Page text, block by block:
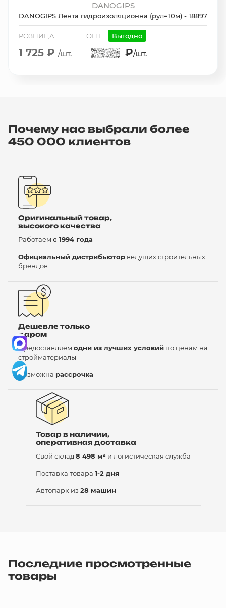
DANOGIPS
DANOGIPS Лента гидроизоляционна (рул=10м) - 18897
РОЗНИЦА
1 725 ₽ /шт.
ОПТ Выгодно
₽/шт.
Почему нас выбрали более
450 000 клиентов
Оригинальный товар,
высокого качества
Работаем с 1994 года
Официальный дистрибьютор ведущих строительных
брендов
Дешевле только
даром
Предоставляем одни из лучших условий по ценам на
стройматериалы
Возможна рассрочка
Товар в наличии,
оперативная доставка
Свой склад 8 498 м² и логистическая служба
Поставка товара 1-2 дня
Автопарк из 28 машин
Последние просмотренные
товары